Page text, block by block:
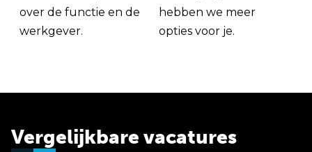
over de functie en de
werkgever.
hebben we meer
opties voor je.
Vergelijkbare vacatures